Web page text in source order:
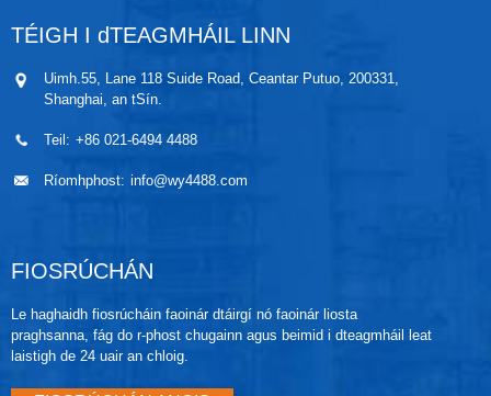
TÉIGH I dTEAGMHÁIL LINN
Uimh.55, Lane 118 Suide Road, Ceantar Putuo, 200331,
Shanghai, an tSín.
Teil: +86 021-6494 4488
Ríomhphost: info@wy4488.com
FIOSRÚCHÁN
Le haghaidh fiosrúcháin faoinár dtáirgí nó faoinár liosta
praghsanna, fág do r-phost chugainn agus beimid i dteagmháil leat
laistigh de 24 uair an chloig.